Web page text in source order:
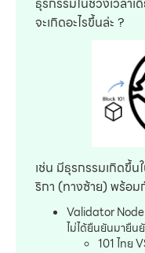
จะเกิดอะไรขึ้นล่ะ ?
เช่น มีธุรกรรมเกิดขึ้น
ริกา (ทางซ้าย) พร้อ
Validator Node
ไม่ได้ยืนยันมายืน
101 ไทย